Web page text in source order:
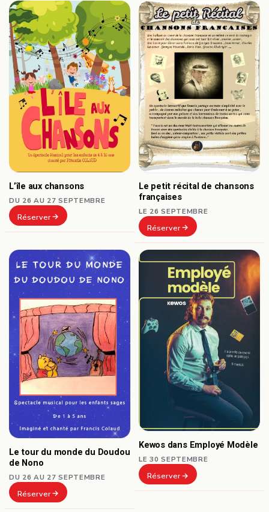
L’île aux chansons
DU 26 AU 27 SEPTEMBRE
Réserver
Le petit récital de chansons
françaises
LE 26 SEPTEMBRE
Réserver
Le tour du monde du Doudou
de Nono
DU 26 AU 27 SEPTEMBRE
Réserver
Kewos dans Employé Modèle
LE 30 SEPTEMBRE
Réserver